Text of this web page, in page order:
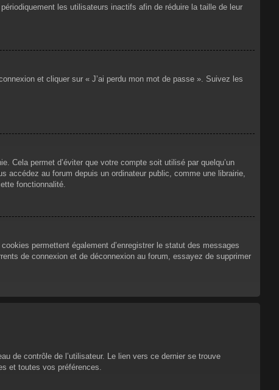
les utilisateurs inactifs afin de réduire la taille de leur
et cliquer sur « J’ai perdu mon mot de passe ». Suivez les
Cela permet d’éviter que votre compte soit utilisé par quelqu’un
accédez au forum depuis un ordinateur public, comme une librairie,
fonctionnalité.
permettent également d’enregistrer le statut des messages
de connexion et de déconnexion au forum, essayez de supprimer
de contrôle de l’utilisateur. Le lien vers ce dernier se trouve
et toutes vos préférences.